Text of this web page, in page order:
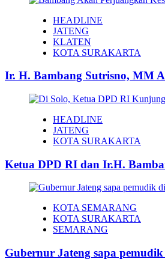
HEADLINE
JATENG
KLATEN
KOTA SURAKARTA
Ir. H. Bambang Sutrisno, MM
HEADLINE
JATENG
KOTA SURAKARTA
Ketua DPD RI dan Ir.H.
KOTA SEMARANG
KOTA SURAKARTA
SEMARANG
Gubernur Jateng sapa